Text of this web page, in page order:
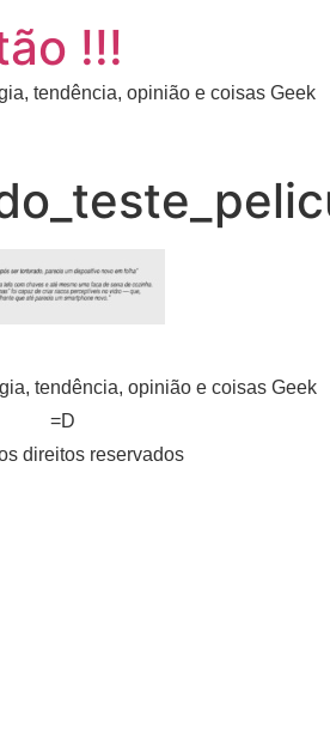
!!!
tendência, opinião e coisas Geek
tendência, opinião e coisas Geek
=D
direitos reservados